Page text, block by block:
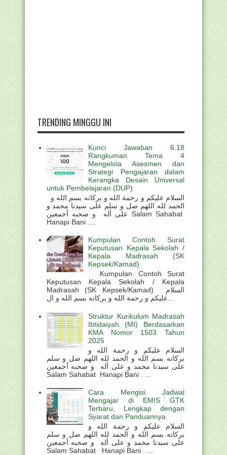
TRENDING MINGGU INI
Kunci Jawaban 6.18
Rangkuman Tema 4
Mengelola Asesmen dan
Strategi Pengajaran dalam
Kerangka Desain Universal
untuk Pembelajaran (DUP)
الحمد لله اللهم صل و سلم على سيدنا محمد و
على أله و صحبه أجمعين Salam Sahabat
Hanapi Bani ....
Kumpulan Contoh Surat
Keputusan Kepala Sekolah /
Kepala Madrasah (SK
Kepsek/Kamad)
Kumpulan Contoh Surat
Keputusan Kepala Sekolah / Kepala
Madrasah (SK Kepsek/Kamad) السلام
عليكم و رحمة الله و بركاته بسم الله و ال...
Struktur Kurikulum Madrasah
Ibtidaiyah (MI) Berdasarkan
KMA Nomor 1503 Tahun
2025
السلام عليكم و رحمة الله و
بركاته بسم الله و الحمد لله اللهم صل و سلم
على سيدنا محمد و على أله و صحبه أجمعين
Salam Sahabat Hanapi Bani . ...
Cara Mengisi Jadwal
Mengajar di EMIS GTK
Terbaru, Lengkap dengan
Syarat dan Panduannya
السلام عليكم و رحمة الله و
بركاته بسم الله و الحمد لله اللهم صل و سلم
على سيدنا محمد و على أله و صحبه أجمعين
Salam Sahabat Hanapi Bani . ...